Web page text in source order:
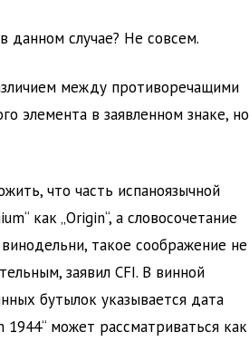
случае? Не совсем.
между противоречащими
элемента в заявленном знаке, но
что часть испаноязычной
как „Origin“, а словосочетание
такое соображение не
заявил CFI. В винной
бутылок указывается дата
может рассматриваться как